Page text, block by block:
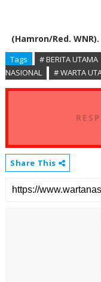
(Hamron/Red. WNR).
Tags # BERITA UTAMA
NASIONAL
# WARTA
Share This